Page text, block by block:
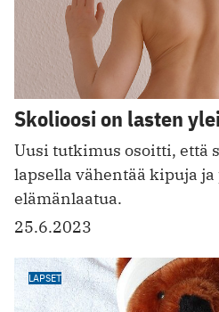
Skolioosi on lasten
Uusi tutkimus osoitti, että
lapsella vähentää kipuja ja
elämänlaatua.
25.6.2023
LAPSET